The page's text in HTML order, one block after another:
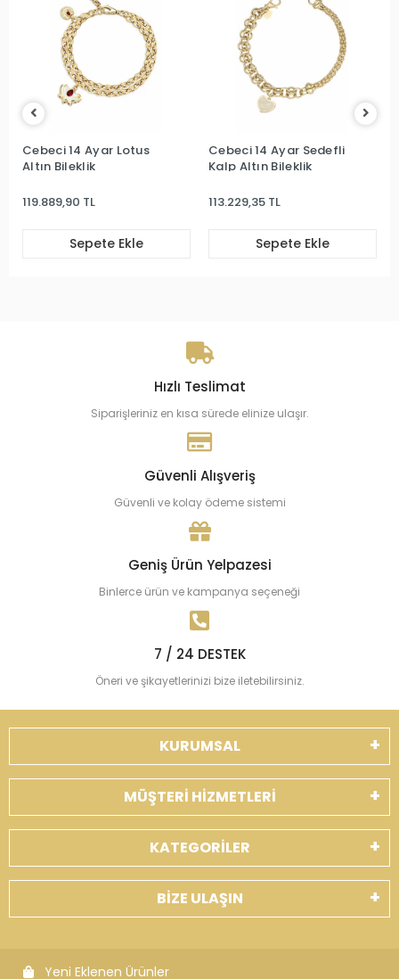
Cebeci 14 Ayar Lotus
Altın Bileklik
119.889,90 TL
Sepete Ekle
Cebeci 14 Ayar Sedefli
Kalp Altın Bileklik
113.229,35 TL
Sepete Ekle
Hızlı Teslimat
Siparişleriniz en kısa sürede elinize ulaşır.
Güvenli Alışveriş
Güvenli ve kolay ödeme sistemi
Geniş Ürün Yelpazesi
Binlerce ürün ve kampanya seçeneği
7 / 24 DESTEK
Öneri ve şikayetlerinizi bize iletebilirsiniz.
KURUMSAL
MÜŞTERİ HİZMETLERİ
KATEGORİLER
BİZE ULAŞIN
Yeni Eklenen Ürünler